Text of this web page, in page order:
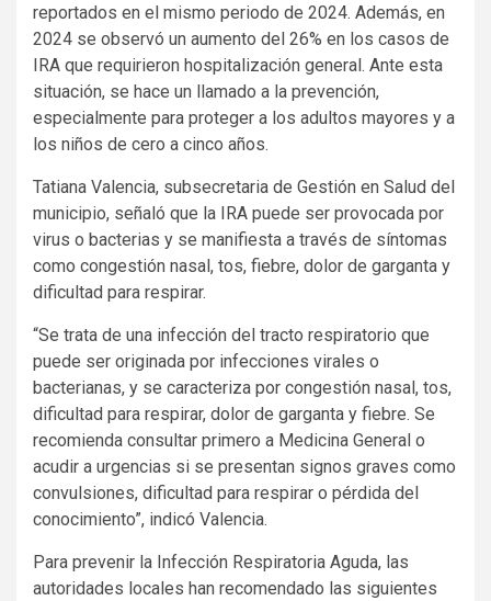
reportados en el mismo periodo de 2024. Además, en
2024 se observó un aumento del 26% en los casos de
IRA que requirieron hospitalización general. Ante esta
situación, se hace un llamado a la prevención,
especialmente para proteger a los adultos mayores y a
los niños de cero a cinco años.
Tatiana Valencia, subsecretaria de Gestión en Salud del
municipio, señaló que la IRA puede ser provocada por
virus o bacterias y se manifiesta a través de síntomas
como congestión nasal, tos, fiebre, dolor de garganta y
dificultad para respirar.
“Se trata de una infección del tracto respiratorio que
puede ser originada por infecciones virales o
bacterianas, y se caracteriza por congestión nasal, tos,
dificultad para respirar, dolor de garganta y fiebre. Se
recomienda consultar primero a Medicina General o
acudir a urgencias si se presentan signos graves como
convulsiones, dificultad para respirar o pérdida del
conocimiento”, indicó Valencia.
Para prevenir la Infección Respiratoria Aguda, las
autoridades locales han recomendado las siguientes